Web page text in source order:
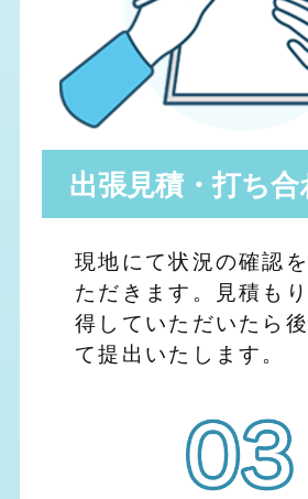
出張見積・打ち
現地にて状況の確認
ただきます。見積も
得していただいたら
て提出いたします。